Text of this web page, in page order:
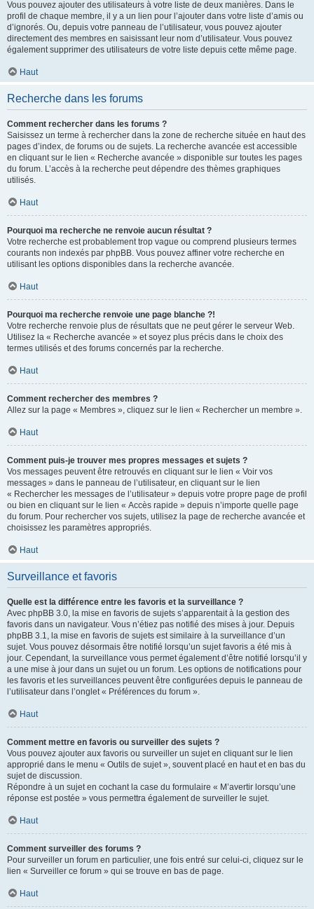
Vous pouvez ajouter des utilisateurs à votre liste de deux manières. Dans le
profil de chaque membre, il y a un lien pour l’ajouter dans votre liste d’amis ou
d’ignorés. Ou, depuis votre panneau de l’utilisateur, vous pouvez ajouter
directement des membres en saisissant leur nom d’utilisateur. Vous pouvez
également supprimer des utilisateurs de votre liste depuis cette même page.
Haut
Recherche dans les forums
Comment rechercher dans les forums ?
Saisissez un terme à rechercher dans la zone de recherche située en haut des
pages d’index, de forums ou de sujets. La recherche avancée est accessible
en cliquant sur le lien « Recherche avancée » disponible sur toutes les pages
du forum. L’accès à la recherche peut dépendre des thèmes graphiques
utilisés.
Haut
Pourquoi ma recherche ne renvoie aucun résultat ?
Votre recherche est probablement trop vague ou comprend plusieurs termes
courants non indexés par phpBB. Vous pouvez affiner votre recherche en
utilisant les options disponibles dans la recherche avancée.
Haut
Pourquoi ma recherche renvoie une page blanche ?!
Votre recherche renvoie plus de résultats que ne peut gérer le serveur Web.
Utilisez la « Recherche avancée » et soyez plus précis dans le choix des
termes utilisés et des forums concernés par la recherche.
Haut
Comment rechercher des membres ?
Allez sur la page « Membres », cliquez sur le lien « Rechercher un membre ».
Haut
Comment puis-je trouver mes propres messages et sujets ?
Vos messages peuvent être retrouvés en cliquant sur le lien « Voir vos
messages » dans le panneau de l’utilisateur, en cliquant sur le lien
« Rechercher les messages de l’utilisateur » depuis votre propre page de profil
ou bien en cliquant sur le lien « Accès rapide » depuis n’importe quelle page
du forum. Pour rechercher vos sujets, utilisez la page de recherche avancée et
choisissez les paramètres appropriés.
Haut
Surveillance et favoris
Quelle est la différence entre les favoris et la surveillance ?
Avec phpBB 3.0, la mise en favoris de sujets s’apparentait à la gestion des
favoris dans un navigateur. Vous n’étiez pas notifié des mises à jour. Depuis
phpBB 3.1, la mise en favoris de sujets est similaire à la surveillance d’un
sujet. Vous pouvez désormais être notifié lorsqu’un sujet favoris a été mis à
jour. Cependant, la surveillance vous permet également d’être notifié lorsqu’il y
a une mise à jour dans un sujet ou un forum. Les options de notifications pour
les favoris et les surveillances peuvent être configurées depuis le panneau de
l’utilisateur dans l’onglet « Préférences du forum ».
Haut
Comment mettre en favoris ou surveiller des sujets ?
Vous pouvez ajouter aux favoris ou surveiller un sujet en cliquant sur le lien
approprié dans le menu « Outils de sujet », souvent placé en haut et en bas du
sujet de discussion.
Répondre à un sujet en cochant la case du formulaire « M’avertir lorsqu’une
réponse est postée » vous permettra également de surveiller le sujet.
Haut
Comment surveiller des forums ?
Pour surveiller un forum en particulier, une fois entré sur celui-ci, cliquez sur le
lien « Surveiller ce forum » qui se trouve en bas de page.
Haut